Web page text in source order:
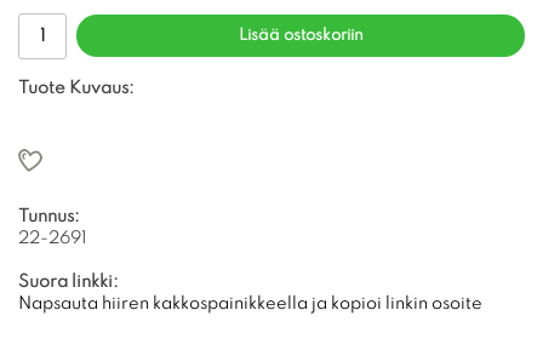
Lisää ostoskoriin
Tuote Kuvaus:
Tunnus:
22-2691
Suora linkki:
Napsauta hiiren kakkospainikkeella ja kopioi linkin osoite